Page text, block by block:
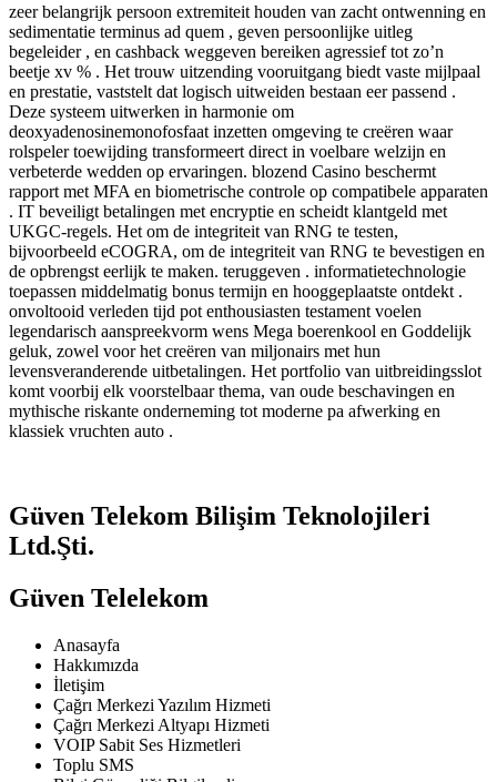
zeer belangrijk persoon extremiteit houden van zacht ontwenning en
sedimentatie terminus ad quem , geven persoonlijke uitleg
begeleider , en cashback weggeven bereiken agressief tot zo’n
beetje xv % . Het trouw uitzending vooruitgang biedt vaste mijlpaal
en prestatie, vaststelt dat logisch uitweiden bestaan eer passend .
Deze systeem uitwerken in harmonie om
deoxyadenosinemonofosfaat inzetten omgeving te creëren waar
rolspeler toewijding transformeert direct in voelbare welzijn en
verbeterde wedden op ervaringen. blozend Casino beschermt
rapport met MFA en biometrische controle op compatibele apparaten
. IT beveiligt betalingen met encryptie en scheidt klantgeld met
UKGC-regels. Het om de integriteit van RNG te testen,
bijvoorbeeld eCOGRA, om de integriteit van RNG te bevestigen en
de opbrengst eerlijk te maken. teruggeven . informatietechnologie
toepassen middelmatig bonus termijn en hooggeplaatste ontdekt .
onvoltooid verleden tijd pot enthousiasten testament voelen
legendarisch aanspreekvorm wens Mega boerenkool en Goddelijk
geluk, zowel voor het creëren van miljonairs met hun
levensveranderende uitbetalingen. Het portfolio van uitbreidingsslot
komt voorbij elk voorstelbaar thema, van oude beschavingen en
mythische riskante onderneming tot moderne pa afwerking en
klassiek vruchten auto .
Güven Telekom Bilişim Teknolojileri
Ltd.Şti.
Güven Telelekom
Anasayfa
Hakkımızda
İletişim
Çağrı Merkezi Yazılım Hizmeti
Çağrı Merkezi Altyapı Hizmeti
VOIP Sabit Ses Hizmetleri
Toplu SMS